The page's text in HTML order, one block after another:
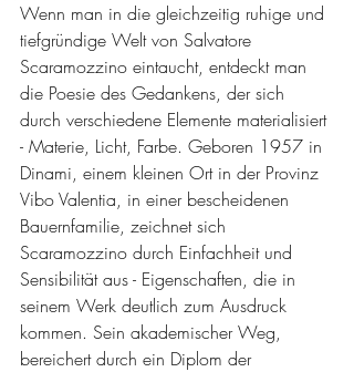
Wenn man in die gleichzeitig ruhige und
tiefgründige Welt von Salvatore
Scaramozzino eintaucht, entdeckt man
die Poesie des Gedankens, der sich
durch verschiedene Elemente materialisiert
- Materie, Licht, Farbe. Geboren 1957 in
Dinami, einem kleinen Ort in der Provinz
Vibo Valentia, in einer bescheidenen
Bauernfamilie, zeichnet sich
Scaramozzino durch Einfachheit und
Sensibilität aus - Eigenschaften, die in
seinem Werk deutlich zum Ausdruck
kommen. Sein akademischer Weg,
bereichert durch ein Diplom der